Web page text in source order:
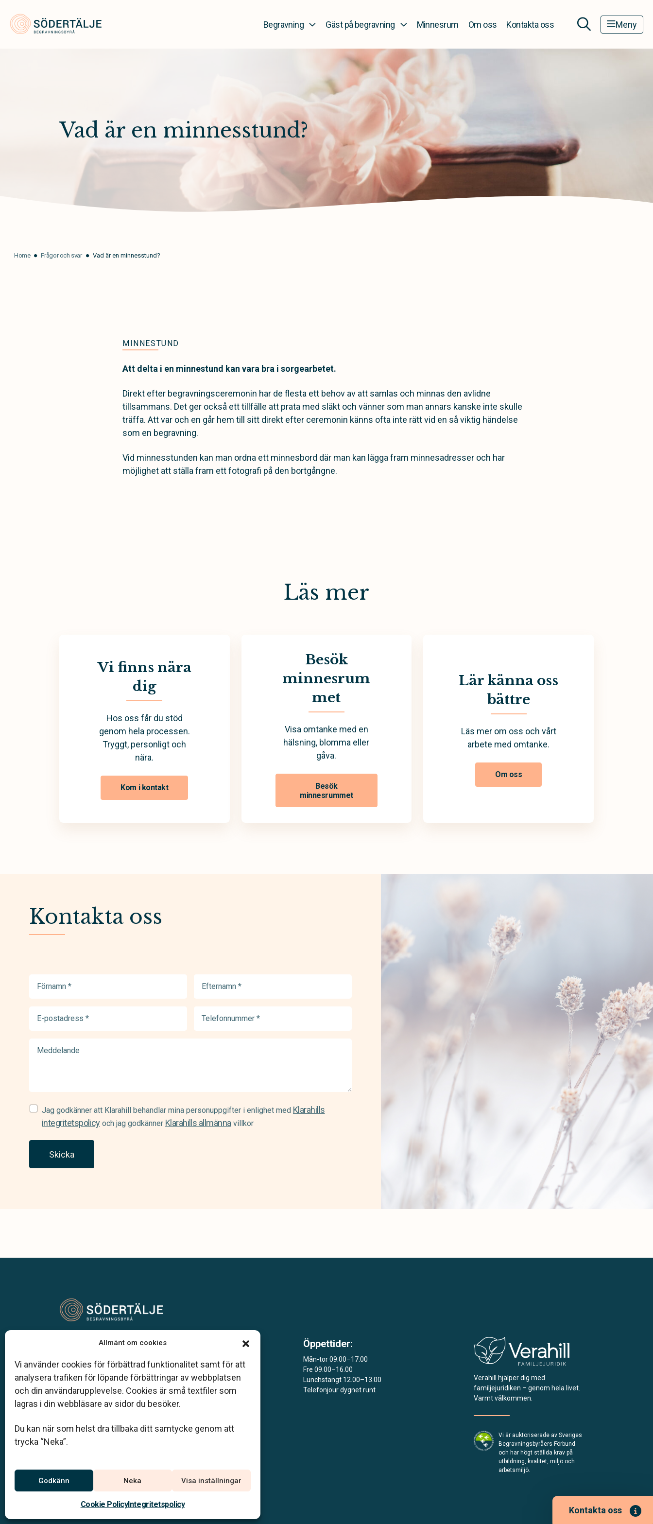
Allmänt om cookies
Vi använder cookies för förbättrad funktionalitet samt för att
analysera trafiken för löpande förbättringar av webbplatsen
och din användarupplevelse. Cookies är små textfiler som
lagras i din webbläsare av sidor du besöker.
Du kan när som helst dra tillbaka ditt samtycke genom att
trycka “Neka”.
Godkänn Neka Visa inställningar
Cookie PolicyIntegritetspolicy
Södertälje Begravningsbyrå Begravning Gäst på begravning Minnesrum Om oss Kontakta oss Meny
Vad är en minnesstund?
Home Frågor och svar Vad är en minnesstund?
MINNESTUND
Att delta i en minnestund kan vara bra i sorgearbetet.
Direkt efter begravningsceremonin har de flesta ett behov av att samlas och minnas den avlidne
tillsammans. Det ger också ett tillfälle att prata med släkt och vänner som man annars kanske inte skulle
träffa. Att var och en går hem till sitt direkt efter ceremonin känns ofta inte rätt vid en så viktig händelse
som en begravning.
Vid minnesstunden kan man ordna ett minnesbord där man kan lägga fram minnesadresser och har
möjlighet att ställa fram ett fotografi på den bortgångne.
Läs mer
Vi finns nära
dig
Hos oss får du stöd
genom hela processen.
Tryggt, personligt och
nära.
Kom i kontakt
Besök
minnesrum
met
Visa omtanke med en
hälsning, blomma eller
gåva.
Besök
minnesrummet
Lär känna oss
bättre
Läs mer om oss och vårt
arbete med omtanke.
Om oss
Kontakta oss
postadress
Samtycke
(Required)
Jag godkänner att Klarahill behandlar mina personuppgifter i enlighet med Klarahills
integritetspolicyoch jag godkänner Klarahills allmännavillkor
Skicka
Kontakta oss
Vår begravningsbyrå är en del av Klarahill.
är auktoriserade inom Sveriges begravningsbyråers
förbund (SBF). Det personliga är centralt för oss,
både när det gäller bemötande och när vi utformar
skräddarsydda personliga begravningar.
kontakt@sodertaljebegravningsbyra.se
Jourtelefon
08–550 303 37
Öppettider:
Mån-tor 09.00–17.00
Fre 09.00–16.00
Lunchstängt 12.00–13.00
Telefonjour dygnet runt
Verahill hjälper dig med
familjejuridiken – genom hela livet.
Varmt välkommen.
Vi är auktoriserade av Sveriges
Begravningsbyråers Förbund
och har högt ställda krav på
utbildning, kvalitet, miljö och
arbetsmiljö.